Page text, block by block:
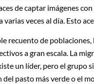
de captar imágenes
varias veces al día. Esto
recuento de
a gran escala. La
un líder, pero el grupo
del pasto más verde o el